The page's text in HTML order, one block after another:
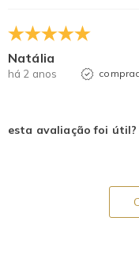
Natália
há 2 anos
esta avaliação foi útil?